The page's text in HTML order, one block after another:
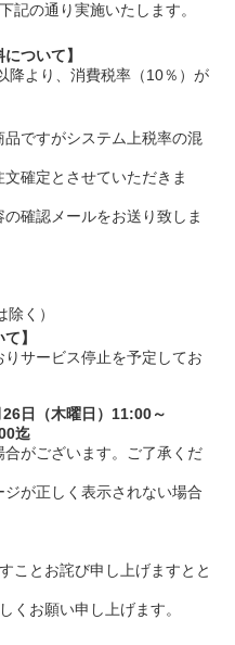
記の通り実施いたします。
ついて】
降より、消費税率（10％）が
ですがシステム上税率の混
確定とさせていただきま
確認メールをお送り致しま
く）
】
サービス停止を予定してお
26日（木曜日）11:00～
迄
がございます。ご了承くだ
が正しく表示されない場合
ことお詫び申し上げますとと
くお願い申し上げます。